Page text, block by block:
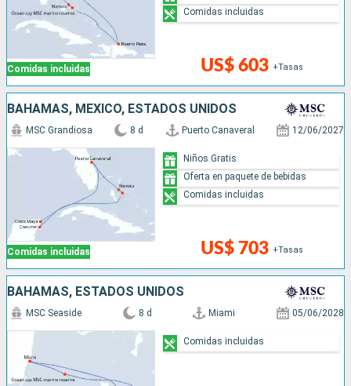
Comidas incluidas US$ 603 +Tasas
Comidas incluidas
BAHAMAS, MÉXICO, ESTADOS UNIDOS
Comidas incluidas
MSC Grandiosa 8 d Puerto Canaveral 12/06/2027
US$ 703 +Tasas
Niños Gratis
Oferta en paquete de bebidas
Comidas incluidas
BAHAMAS, ESTADOS UNIDOS
MSC Seaside 8 d Miami 05/06/2028
Comidas incluidas